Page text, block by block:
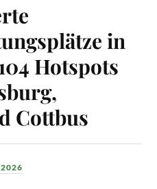
in
Hotspots
Cottbus